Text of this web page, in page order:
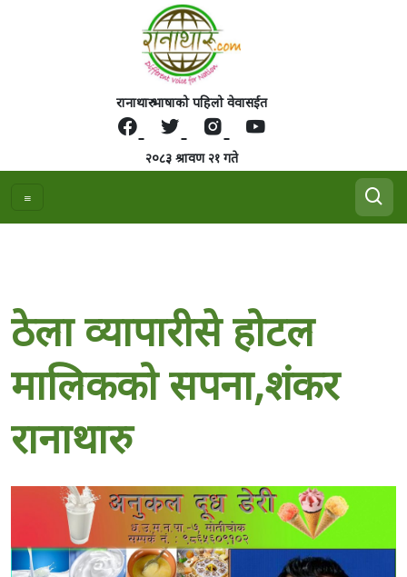
रानाथारु भाषाको पहिलो वेवासईत
२०८३ श्रावण २१ गते
ठेला व्यापारीसे होटल
मालिकको सपना,शंकर
रानाथारु